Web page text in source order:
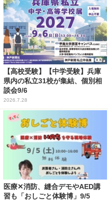
【高校受験】【中学受験】兵庫
県内の私立31校が集結、個別相
談会9/6
2026.7.28
医療✕消防、縫合デモやAED講
習も「おしごと体験博」9/5